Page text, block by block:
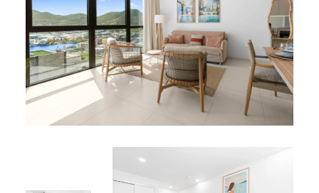
Avantages Résidents
Services :
Climatisation intégrale
Wi-Fi haut débit
Télévision à écran plat
Parking sécurisé